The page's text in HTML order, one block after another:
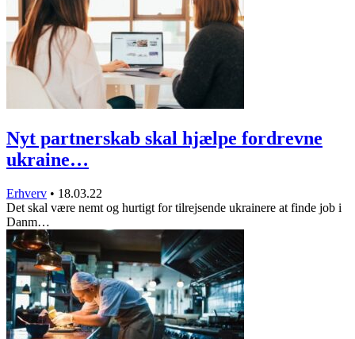
Nyt partnerskab skal hjælpe fordrevne
ukraine…
Erhverv • 18.03.22
Det skal være nemt og hurtigt for tilrejsende ukrainere at finde job i
Danm…